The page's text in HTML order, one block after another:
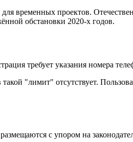
временных проектов.
обстановки 2020-х годов.
требует указания номера
"лимит" отсутствует.
с упором на